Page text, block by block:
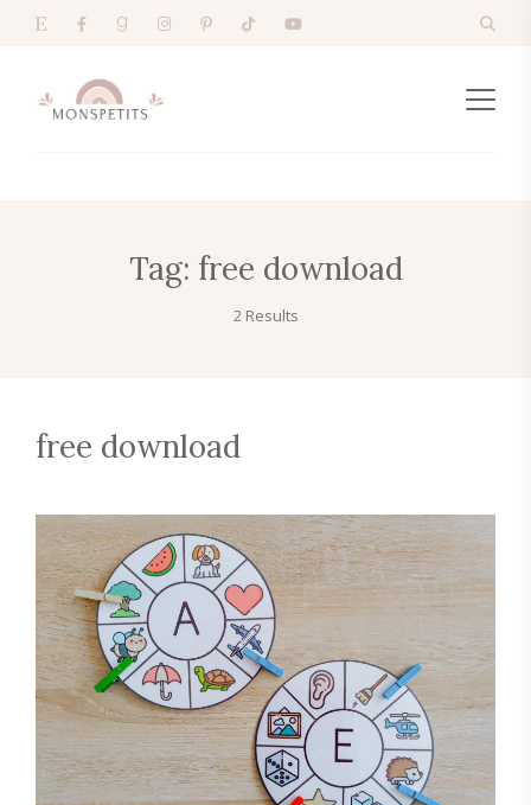
Tag: free download
2 Results
free download